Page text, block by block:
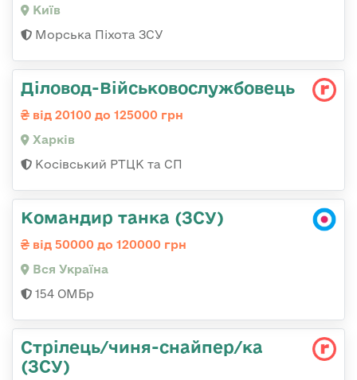
Київ
Морська Піхота ЗСУ
Діловод-Військовослужбовець
від 20100 до 125000 грн
Харків
Косівський РТЦК та СП
Командир танка (ЗСУ)
від 50000 до 120000 грн
Вся Україна
154 ОМБр
Стрілець/чиня-снайпер/ка
(ЗСУ)